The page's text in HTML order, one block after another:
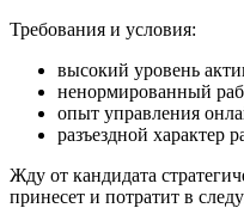
Требования и условия:
высокий уровень
ненормированный
опыт управления
разъездной характер
Жду от кандидата
принесет и потратит в